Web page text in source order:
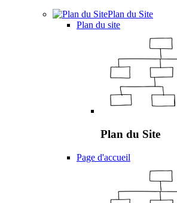
Plan du Site
Plan du site
Plan du Site
Page d'accueil